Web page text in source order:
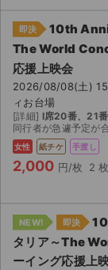
ご利用ガイド
ご利用ガイド
手数料・お支払い
AIに質問する
お知らせ
即決
10th
The World
応援上映会
2026/08/08(土)
ィお台場
[詳細] I席20番、21番
同行者が急遽予定が合わなくなり、初めて出品します。 出
女性 紙チケ 手渡し
2,000 円/枚 2 枚
NEW! 即決
タリア～The
ーイング応援上